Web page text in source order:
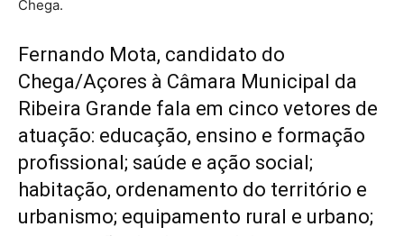
Chega.
Fernando Mota, candidato do
Chega/Açores à Câmara Municipal da
Ribeira Grande fala em cinco vetores de
atuação: educação, ensino e formação
profissional; saúde e ação social;
habitação, ordenamento do território e
urbanismo; equipamento rural e urbano;